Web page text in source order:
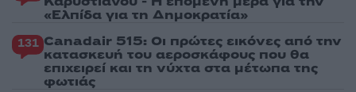
«Ελπίδα για τη Δημοκρατία»
131 Canadair 515: Οι πρώτες εικόνες από την
κατασκευή του αεροσκάφους που θα
επιχειρεί και τη νύχτα στα μέτωπα της
φωτιάς